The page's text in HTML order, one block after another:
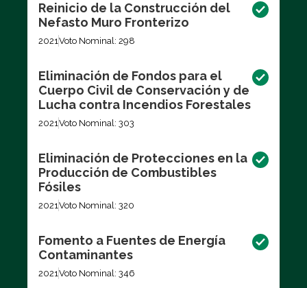
Reinicio de la Construcción del
Nefasto Muro Fronterizo
2021Voto Nominal: 298
Eliminación de Fondos para el
Cuerpo Civil de Conservación y de
Lucha contra Incendios Forestales
2021Voto Nominal: 303
Eliminación de Protecciones en la
Producción de Combustibles
Fósiles
2021Voto Nominal: 320
Fomento a Fuentes de Energía
Contaminantes
2021Voto Nominal: 346